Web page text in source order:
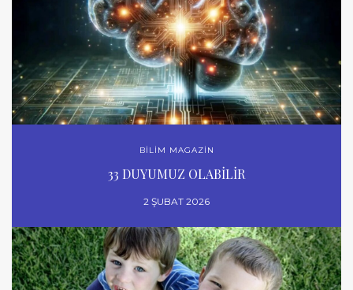
BİLİM MAGAZİN
33 DUYUMUZ OLABİLİR
2 ŞUBAT 2026